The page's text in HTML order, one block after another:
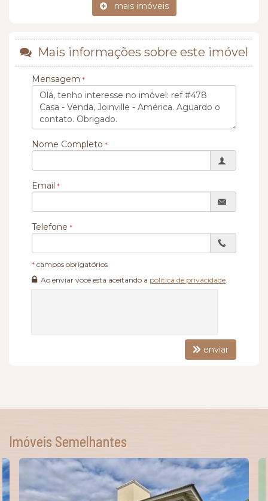
mais imóveis
Mais informações sobre este imóvel
Mensagem
Nome Completo
Email
Telefone
* campos obrigatórios
Ao enviar você está aceitando a política de privacidade
enviar
Imóveis Semelhantes